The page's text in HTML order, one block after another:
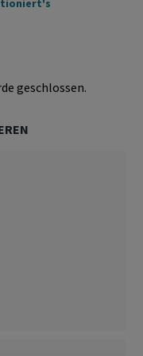
geschlossen.